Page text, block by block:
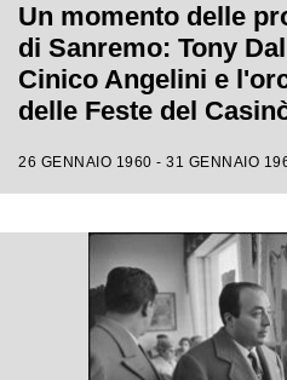
Un momento delle
di Sanremo: Tony
Cinico Angelini e
delle Feste del
26 GENNAIO 1960 - 31 GENNAIO